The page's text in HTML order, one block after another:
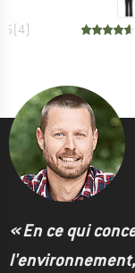
(4)
« En ce qui